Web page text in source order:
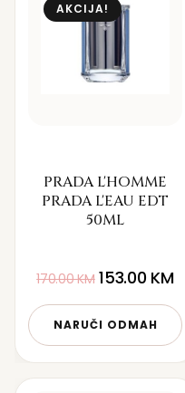
AKCIJA!
PRADA L'HOMME
PRADA L'EAU EDT
50ML
170.00KM 153.00 KM
NARUČI ODMAH